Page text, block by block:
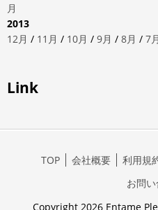
月
2013
12月 / 11月 / 10月 / 9月 / 8月 / 7月
Link
TOP 会社概要 利用規
お問
Copyright 2026 Entame